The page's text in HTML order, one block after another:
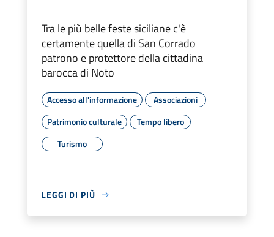
Tra le più belle feste siciliane c'è
certamente quella di San Corrado
patrono e protettore della cittadina
barocca di Noto
Accesso all'informazione
Associazioni
Patrimonio culturale
Tempo libero
Turismo
LEGGI DI PIÙ